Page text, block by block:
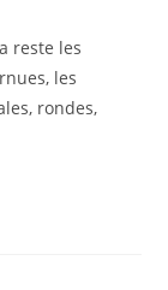
reste les
les
rondes,